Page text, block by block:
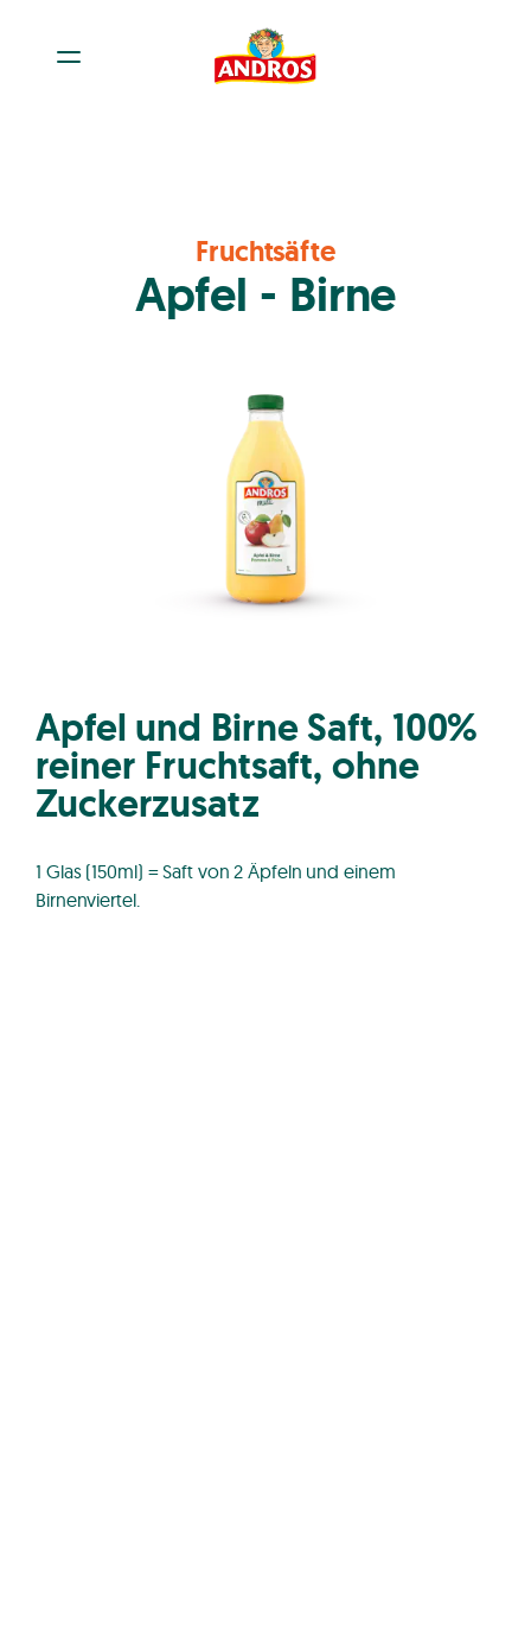
Fruchtsäfte
Apfel - Birne
Apfel und Birne Saft, 100%
reiner Fruchtsaft, ohne
Zuckerzusatz
1 Glas (150ml) = Saft von 2 Äpfeln und einem
Birnenviertel.